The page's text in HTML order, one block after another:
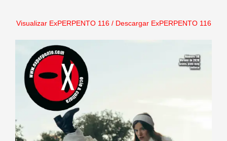
Visualizar ExPERPENTO 116/ Descargar ExPERPENTO 116